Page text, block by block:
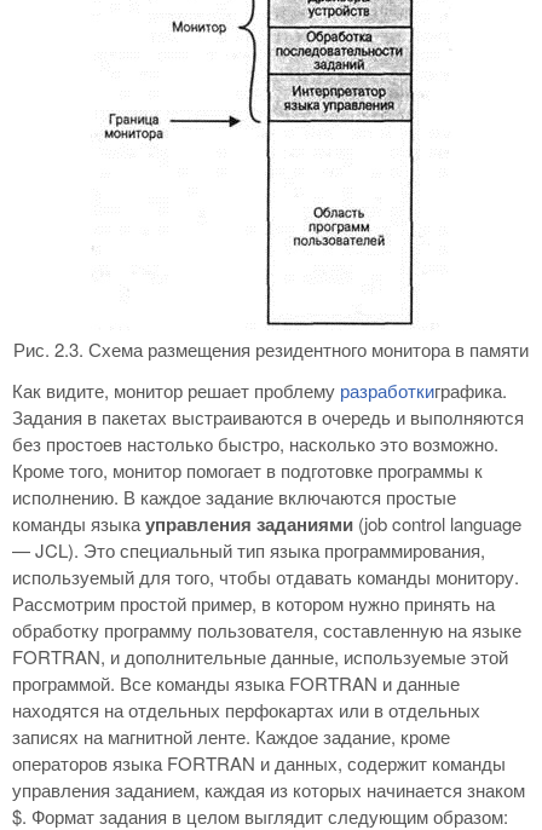
Рис. 2.3. Схема размещения резидентного монитора в памяти
Как видите, монитор решает проблему разработкиграфика.
Задания в пакетах выстраиваются в очередь и выполняются
без простоев настолько быстро, насколько это возможно.
Кроме того, монитор помогает в подготовке программы к
исполнению. В каждое задание включаются простые
команды языкауправления заданиями (job control language
— JCL). Это специальный тип языка программирования,
используемый для того, чтобы отдавать команды монитору.
Рассмотрим простой пример, в котором нужно принять на
обработку программу пользователя, составленную на языке
FORTRAN, и дополнительные данные, используемые этой
программой. Все команды языка FORTRAN и данные
находятся на отдельных перфокартах или в отдельных
записях на магнитной ленте. Каждое задание, кроме
операторов языка FORTRAN и данных, содержит команды
управления заданием, каждая из которых начинается знаком
$. Формат задания в целом выглядит следующим образом: